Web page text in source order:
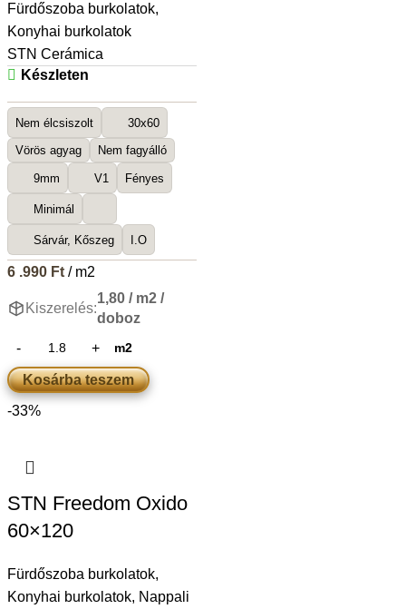
Fürdőszoba burkolatok,
Konyhai burkolatok
STN Cerámica
Készleten
Nem élcsiszolt 30x60
Vörös agyag Nem fagyálló
9mm V1 Fényes
Minimál
Sárvár, Kőszeg I.O
6 .990 Ft/ m2
Kiszerelés:
1,80 / m2 /
doboz
m2
Kosárba teszem
-33%
STN Freedom Oxido
60×120
Fürdőszoba burkolatok,
Konyhai burkolatok, Nappali